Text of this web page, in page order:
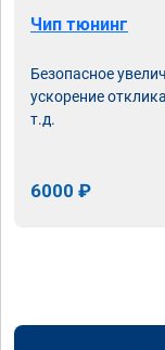
Чип тюнинг
Безопасное
ускорение
т.д.
6000 ₽